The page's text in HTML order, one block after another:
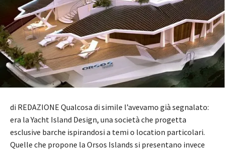
di REDAZIONE Qualcosa di simile l’avevamo già segnalato:
era la Yacht Island Design, una società che progetta
esclusive barche ispirandosi a temi o location particolari.
Quelle che propone la Orsos Islands si presentano invece